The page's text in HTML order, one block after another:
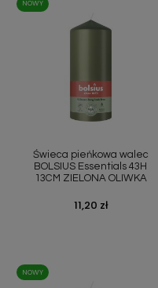
Świeca pieńkowa walec
BOLSIUS Essentials 43H
13CM ZIELONA OLIWKA
Cena
11,20 zł
NOWY
NOWY